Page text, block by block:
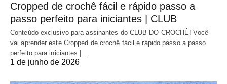
Cropped de crochê fácil e rápido passo a
passo perfeito para iniciantes | CLUB
Conteúdo exclusivo para assinantes do CLUB DO CROCHÊ! Você
vai aprender este Cropped de crochê fácil e rápido passo a passo
perfeito para iniciantes |…
1 de junho de 2026